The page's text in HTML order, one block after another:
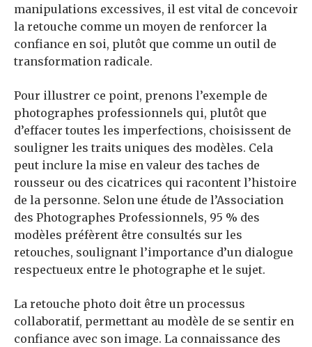
manipulations excessives, il est vital de concevoir
la retouche comme un moyen de renforcer la
confiance en soi, plutôt que comme un outil de
transformation radicale.
Pour illustrer ce point, prenons l’exemple de
photographes professionnels qui, plutôt que
d’effacer toutes les imperfections, choisissent de
souligner les traits uniques des modèles. Cela
peut inclure la mise en valeur des taches de
rousseur ou des cicatrices qui racontent l’histoire
de la personne. Selon une étude de l’Association
des Photographes Professionnels, 95 % des
modèles préfèrent être consultés sur les
retouches, soulignant l’importance d’un dialogue
respectueux entre le photographe et le sujet.
La retouche photo doit être un processus
collaboratif, permettant au modèle de se sentir en
confiance avec son image. La connaissance des